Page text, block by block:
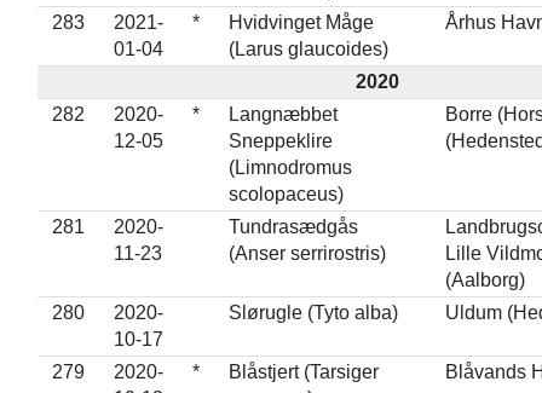
283
2021-
01-04
*
Hvidvinget Måge
(Larus glaucoides)
Århus
2020
282
2020-
12-05
*
Langnæbbet
Sneppeklire
(Limnodromus
scolopaceus)
Borre
281
2020-
11-23
Tundrasædgås
(Anser serrirostris)
Lille
(Aalborg)
280
2020-
10-17
Slørugle (Tyto alba) Uldum
279
2020-
*
Blåstjert (Tarsiger
Blåvands